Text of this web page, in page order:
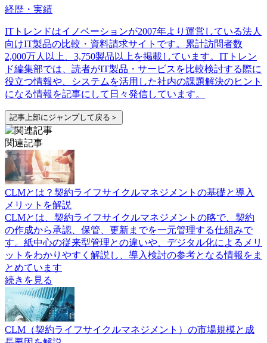
経歴・実績
ITトレンドはイノベーションが2007年より運営している法人
向けIT製品の比較・資料請求サイトです。累計訪問者数
2,000万人以上、3,750製品以上を掲載しています。ITトレン
ド編集部では、読者がIT製品・サービスを比較検討する際に
役立つ情報や、システムを活用した社内の課題解決のヒント
になる情報を記事にして日々発信しています。
記事上部にジャンプして戻る＞
関連記事
CLMとは？契約ライフサイクルマネジメントの基礎と導入
メリットを解説
CLMとは、契約ライフサイクルマネジメントの略で、契約
の作成から承認、保管、更新までを一元管理する仕組みで
す。紙中心の従来型管理との違いや、デジタル化によるメリ
ットをわかりやすく解説し、導入検討の参考となる情報をま
とめています
続きを見る
CLM（契約ライフサイクルマネジメント）の市場規模と成